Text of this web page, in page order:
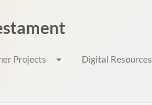
Projects Digital Resources